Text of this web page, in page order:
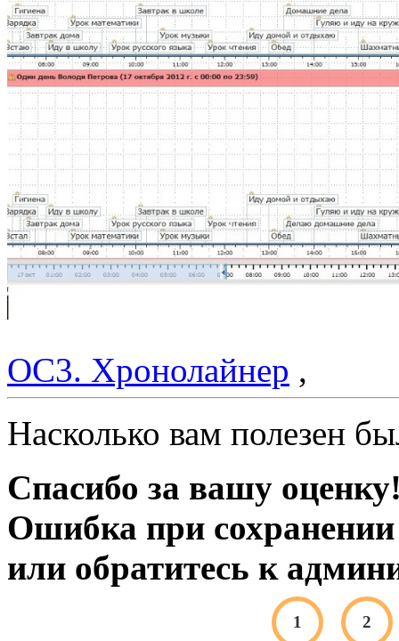
ОС3. Хронолайнер ,
Насколько вам полезен
Спасибо за вашу
Ошибка при
или обратитесь к
1 2